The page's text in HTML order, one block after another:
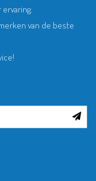
ervaring.
van de beste